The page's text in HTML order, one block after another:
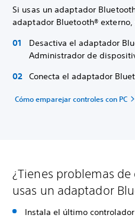
Si usas un adaptador
adaptador Bluetooth®
Desactiva el adaptador
Administrador de
Conecta el adaptador
Cómo emparejar controles con PC
¿Tienes problemas
usas un adaptador
Instala el último